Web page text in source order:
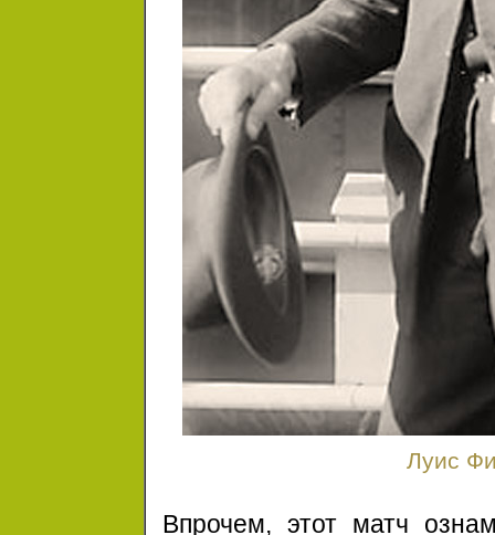
Луис
Впрочем, этот матч